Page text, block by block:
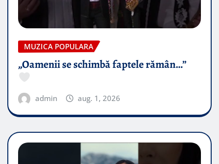
MUZICA POPULARA
„Oamenii se schimbă faptele rămân…”
admin aug. 1, 2026